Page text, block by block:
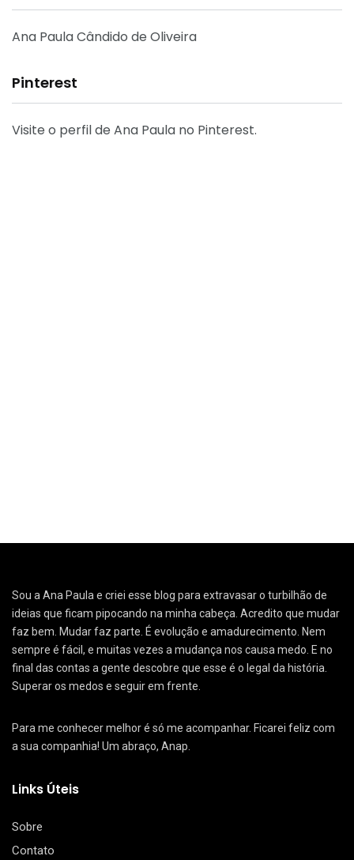
Ana Paula Cândido de Oliveira
Pinterest
Visite o perfil de Ana Paula no Pinterest.
Sou a Ana Paula e criei esse blog para extravasar o turbilhão de
ideias que ficam pipocando na minha cabeça. Acredito que mudar
faz bem. Mudar faz parte. É evolução e amadurecimento. Nem
sempre é fácil, e muitas vezes a mudança nos causa medo. E no
final das contas a gente descobre que esse é o legal da história.
Superar os medos e seguir em frente.
Para me conhecer melhor é só me acompanhar. Ficarei feliz com
a sua companhia! Um abraço, Anap.
Links Úteis
Sobre
Contato